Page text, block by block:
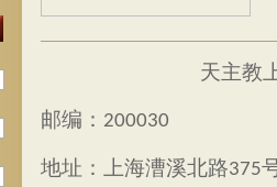
天主教
邮编： 200030
地址：上海漕溪北路375